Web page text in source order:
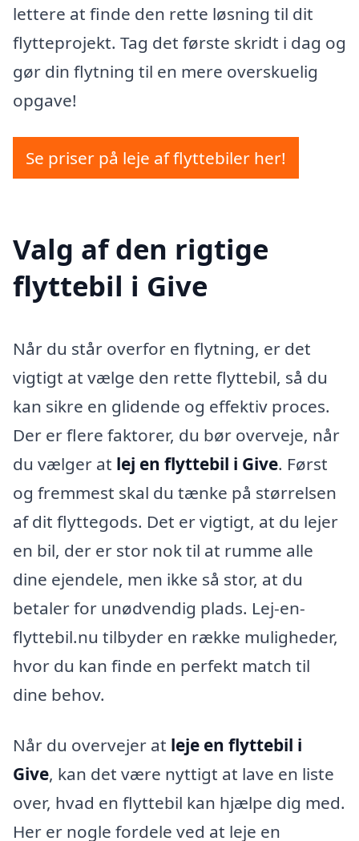
lettere at finde den rette løsning til dit
flytteprojekt. Tag det første skridt i dag og
gør din flytning til en mere overskuelig
opgave!
Se priser på leje af flyttebiler her!
Valg af den rigtige
flyttebil i Give
Når du står overfor en flytning, er det
vigtigt at vælge den rette flyttebil, så du
kan sikre en glidende og effektiv proces.
Der er flere faktorer, du bør overveje, når
du vælger at lej en flyttebil i Give. Først
og fremmest skal du tænke på størrelsen
af dit flyttegods. Det er vigtigt, at du lejer
en bil, der er stor nok til at rumme alle
dine ejendele, men ikke så stor, at du
betaler for unødvendig plads. Lej-en-
flyttebil.nu tilbyder en række muligheder,
hvor du kan finde en perfekt match til
dine behov.
Når du overvejer at leje en flyttebil i
Give, kan det være nyttigt at lave en liste
over, hvad en flyttebil kan hjælpe dig med.
Her er nogle fordele ved at leje en